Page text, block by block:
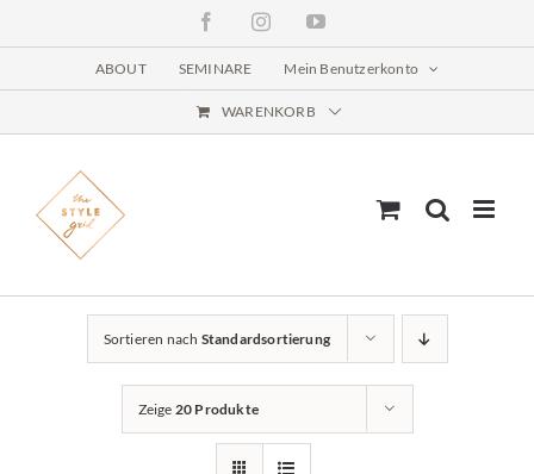
FacebookInstagramYouTube
ABOUT SEMINARE Mein Benutzerkonto
WARENKORB
Sortieren nach Standardsortierung
Zeige 20 Produkte